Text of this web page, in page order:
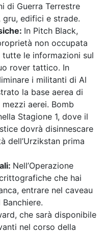
di Guerra Terrestre
edifici e strade.
In Pitch Black,
non occupata
le informazioni sul
rover tattico. In
i militanti di Al
la base aerea di
aerei. Bomb
Stagione 1, dove il
dovrà disinnescare
dell’Urzikstan prima
Nell’Operazione
che hai
entrare nel caveau
che sarà disponibile
nel corso della